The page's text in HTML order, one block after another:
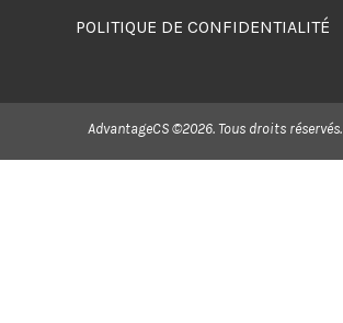
POLITIQUE DE CONFIDENTIALITÉ
AdvantageCS ©2026. Tous droits réservés.